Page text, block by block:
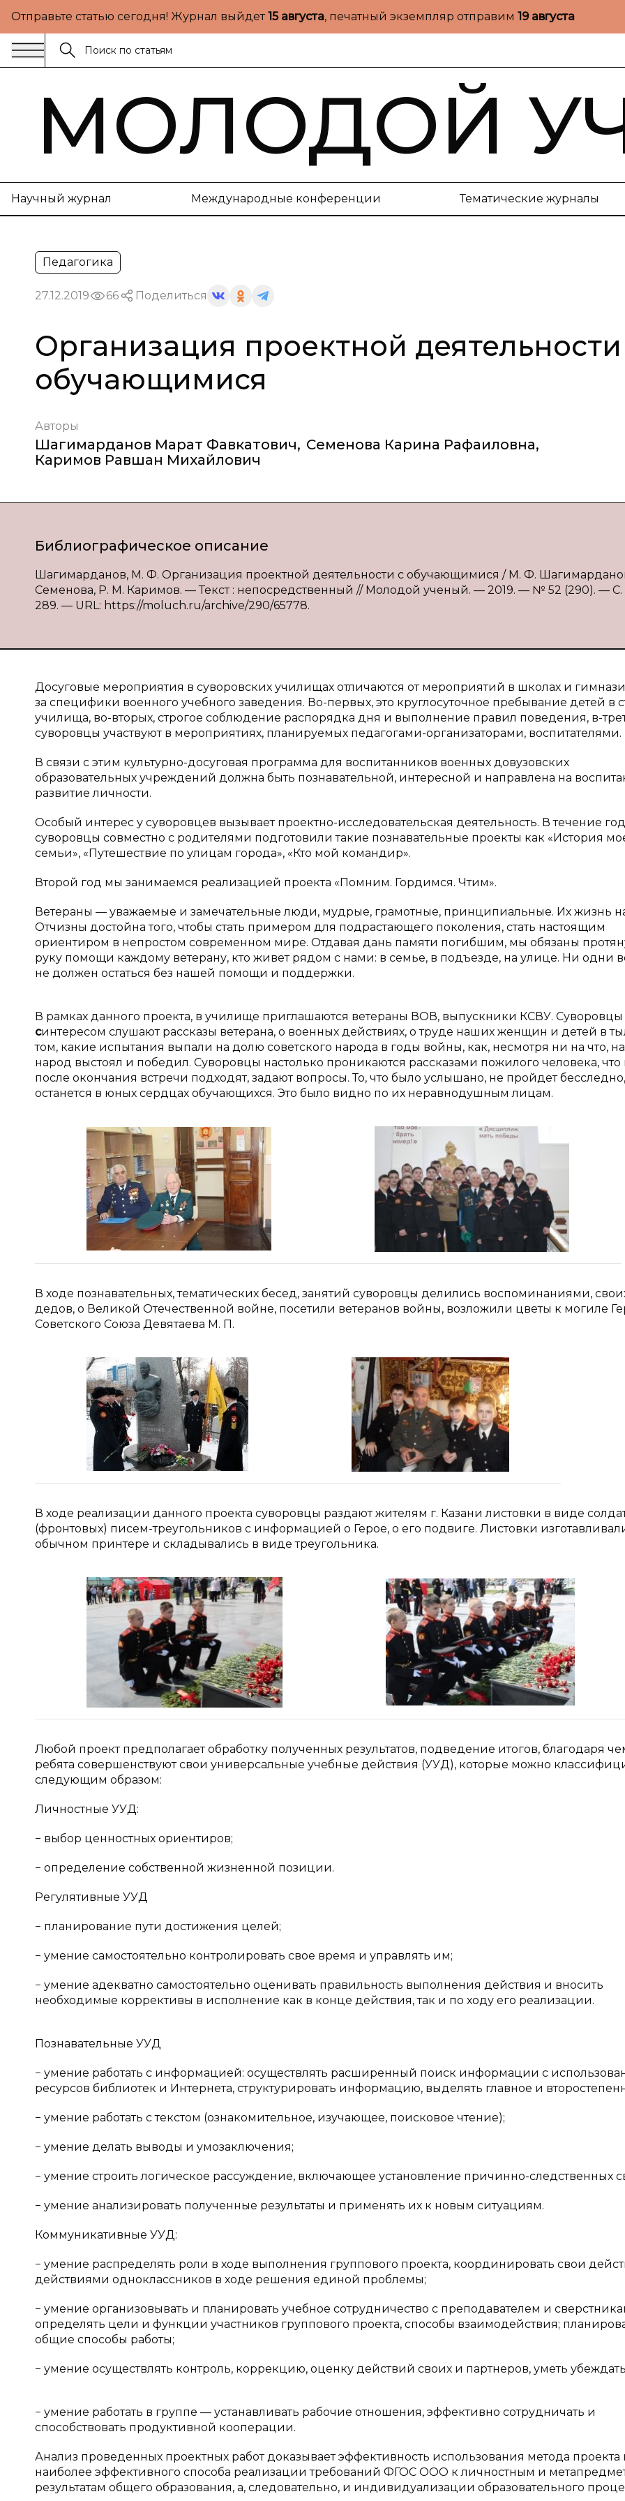
Отправьте статью сегодня! Журнал выйдет15 августа, печатный экземпляр отправим 19 августа
МОЛОДОЙ
Научный журнал Международные конференции Тематические журналы
Педагогика
27.12.2019 66 Поделиться
Организация проектной деятельности
обучающимися
Авторы
Шагимарданов Марат Фавкатович, Семенова Карина Рафаиловна,
Каримов Равшан Михайлович
Библиографическое описание
Шагимарданов, М. Ф. Организация проектной деятельности с обучающимися / М. Ф.
Семенова, Р. М. Каримов. — Текст : непосредственный // Молодой ученый. — 2019. — № 52 (290). — С.
289. — URL: https://moluch.ru/archive/290/65778.
Досуговые мероприятия в суворовских училищах отличаются от мероприятий в школах и
за специфики военного учебного заведения. Во-первых, это круглосуточное пребывание детей в
училища, во-вторых, строгое соблюдение распорядка дня и выполнение правил поведения, в-
суворовцы участвуют в мероприятиях, планируемых педагогами-организаторами, воспитателями.
В связи с этим культурно-досуговая программа для воспитанников военных довузовских
образовательных учреждений должна быть познавательной, интересной и направлена на
развитие личности.
Особый интерес у суворовцев вызывает проектно-исследовательская деятельность. В течение
суворовцы совместно с родителями подготовили такие познавательные проекты как «История
семьи», «Путешествие по улицам города», «Кто мой командир».
Второй год мы занимаемся реализацией проекта «Помним. Гордимся. Чтим».
Ветераны — уважаемые и замечательные люди, мудрые, грамотные, принципиальные. Их жизнь
Отчизны достойна того, чтобы стать примером для подрастающего поколения, стать настоящим
ориентиром в непростом современном мире. Отдавая дань памяти погибшим, мы обязаны
руку помощи каждому ветерану, кто живет рядом с нами: в семье, в подъезде, на улице. Ни одни
не должен остаться без нашей помощи и поддержки.
В рамках данного проекта, в училище приглашаются ветераны ВОВ, выпускники КСВУ. Суворовцы
синтересом слушают рассказы ветерана, о военных действиях, о труде наших женщин и детей в
том, какие испытания выпали на долю советского народа в годы войны, как, несмотря ни на что,
народ выстоял и победил. Суворовцы настолько проникаются рассказами пожилого человека, что
после окончания встречи подходят, задают вопросы. То, что было услышано, не пройдет бесследно,
останется в юных сердцах обучающихся. Это было видно по их неравнодушным лицам.
В ходе познавательных, тематических бесед, занятий суворовцы делились воспоминаниями,
дедов, о Великой Отечественной войне, посетили ветеранов войны, возложили цветы к могиле
Советского Союза Девятаева М. П.
В ходе реализации данного проекта суворовцы раздают жителям г. Казани листовки в виде
(фронтовых) писем-треугольников с информацией о Герое, о его подвиге. Листовки
обычном принтере и складывались в виде треугольника.
Любой проект предполагает обработку полученных результатов, подведение итогов, благодаря
ребята совершенствуют свои универсальные учебные действия (УУД), которые можно
следующим образом:
Личностные УУД:
− выбор ценностных ориентиров;
− определение собственной жизненной позиции.
Регулятивные УУД
− планирование пути достижения целей;
− умение самостоятельно контролировать свое время и управлять им;
− умение адекватно самостоятельно оценивать правильность выполнения действия и вносить
необходимые коррективы в исполнение как в конце действия, так и по ходу его реализации.
Познавательные УУД
− умение работать с информацией: осуществлять расширенный поиск информации с
ресурсов библиотек и Интернета, структурировать информацию, выделять главное и
− умение работать с текстом (ознакомительное, изучающее, поисковое чтение);
− умение делать выводы и умозаключения;
− умение строить логическое рассуждение, включающее установление причинно-следственных
− умение анализировать полученные результаты и применять их к новым ситуациям.
Коммуникативные УУД:
− умение распределять роли в ходе выполнения группового проекта, координировать свои
действиями одноклассников в ходе решения единой проблемы;
− умение организовывать и планировать учебное сотрудничество с преподавателем и
определять цели и функции участников группового проекта, способы взаимодействия;
общие способы работы;
− умение осуществлять контроль, коррекцию, оценку действий своих и партнеров, уметь
− умение работать в группе — устанавливать рабочие отношения, эффективно сотрудничать и
способствовать продуктивной кооперации.
Анализ проведенных проектных работ доказывает эффективность использования метода проекта
наиболее эффективного способа реализации требований ФГОС ООО к личностным и
результатам общего образования, а, следовательно, и индивидуализации образовательного